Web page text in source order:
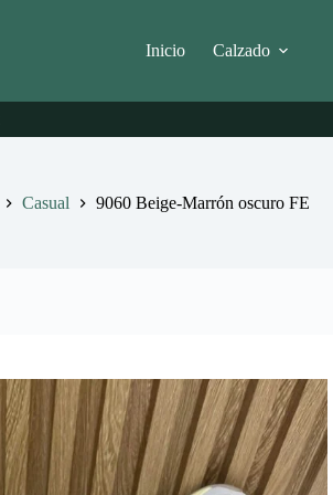
Inicio Calzado
Casual 9060 Beige-Marrón oscuro FE